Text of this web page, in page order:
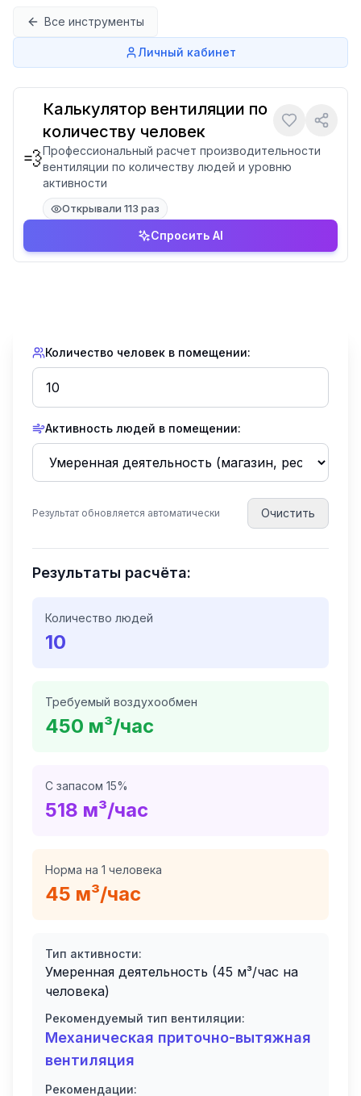
Все инструменты
Личный кабинет
💨
Калькулятор вентиляции по
количеству человек
Профессиональный расчет производительности
вентиляции по количеству людей и уровню
активности
Открывали 113 раз
Спросить AI
Количество человек в помещении:
Активность людей в помещении:
Результат обновляется автоматически Очистить
Результаты расчёта:
Количество людей
10
Требуемый воздухообмен
450 м³/час
С запасом 15%
518 м³/час
Норма на 1 человека
45 м³/час
Тип активности:
Умеренная деятельность (45 м³/час на
человека)
Рекомендуемый тип вентиляции:
Механическая приточно-вытяжная
вентиляция
Рекомендации: